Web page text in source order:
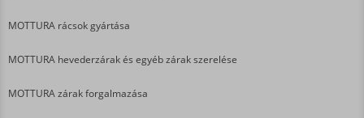
MOTTURA rácsok gyártása
MOTTURA hevederzárak és egyéb zárak szerelése
MOTTURA zárak forgalmazása